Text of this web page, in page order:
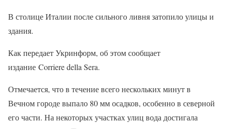
В столице Италии после сильного ливня затопило улицы и
здания.
Как передает Укринформ, об этом сообщает
издание Corriere della Sera.
Отмечается, что в течение всего нескольких минут в
Вечном городе выпало 80 мм осадков, особенно в северной
его части. На некоторых участках улиц вода достигала